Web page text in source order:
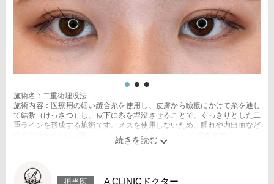
施術名：二重術埋没法
施術内容：医療用の細い縫合糸を使用し、皮膚から瞼板にかけて糸を通し
て結紮（けっさつ）し、皮下に糸を埋没させることで、くっきりとした二
重ラインを形成する施術です。メスを使用しないため、腫れや内出血など
のダウンタイムは比較的少なく、自然な仕上がりが期待できます。
で落ち着いていきますが、個人差があります。また、稀に細菌感染症、左
担当医 A CLINICドクター